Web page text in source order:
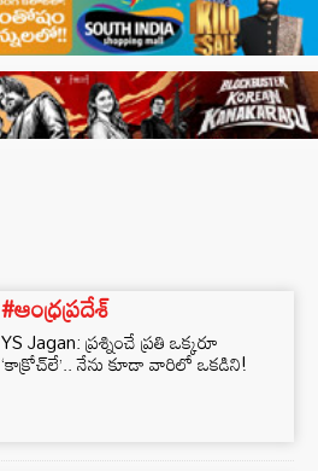
#ఆంధ్రప్రదేశ్
YS Jagan: ప్రశ్నించే ప్రతి ఒక్కరూ
‘కాక్రోచ్‌లే’.. నేను కూడా వారిలో ఒకడిని!